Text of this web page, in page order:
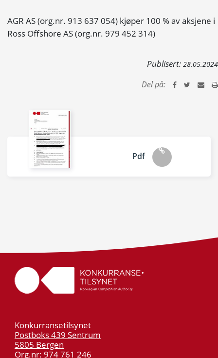
AGR AS (org.nr. 913 637 054) kjøper 100 % av aksjene i
Ross Offshore AS (org.nr. 979 452 314)
Publisert: 28.05.2024
Del på:
Pdf
Konkurransetilsynet
Postboks 439 Sentrum
5805 Bergen
Org.nr: 974 761 246